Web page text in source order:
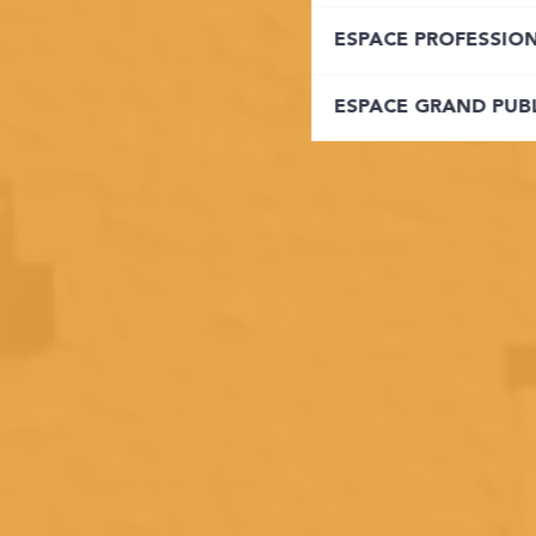
ESPACE
ESPACE GRAND